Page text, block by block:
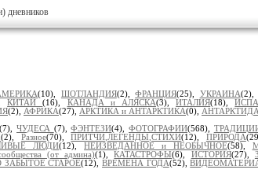
дневников
(10), ШОТЛАНДИЯ(2),ФРАНЦИЯ(25), УКРАИНА(2),
КИТАЙ(16), КАНАДА и АЛЯСКА(3),ИТАЛИЯ(18),
(2), АФРИКА(27), АРКТИКА и АНТАРКТИКА(0), АНТАРКТИДА
(7),ЧУДЕСА (7),ФЭНТЕЗИ(4),ФОТОГРАФИИ(568),
(2), Разное(70),ПРИТЧИ,ЛЕГЕНДЫ,СТИХИ(12), ПРИРОДА
ЛЮДИ(12),НЕИЗВЕДАННОЕ и НЕОБЫЧНОЕ(58),
(от админа)(1),КАТАСТРОФЫ(6), ИСТОРИЯ(27),
ЗАБЫТОЕ СТАРОЕ(12),ВРЕМЕНА ГОДА(52),